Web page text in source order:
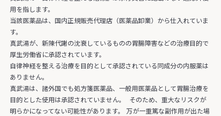
用を指します。
当該医薬品は、国内正規販売代理店（医薬品卸業）から仕入れていま
す。
真武湯が、新陳代謝の沈衰しているものの胃腸障害などの治療目的で
厚生労働省に承認されています。
自律神経を整える治療を目的として承認されている同成分の内服薬は
ありません。
真武湯は、諸外国でも処方箋医薬品、一般用医薬品として胃腸治療を
目的とした使用は承認されていません。 そのため、重大なリスクが
明らかになってない可能性があります。 万が一重篤な副作用が出た場